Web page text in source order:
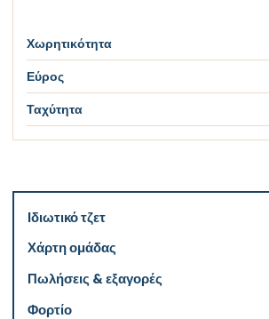
Χωρητικότητα
Εύρος
Ταχύτητα
Ιδιωτικό τζετ
Χάρτη ομάδας
Πωλήσεις & εξαγορές
Φορτίο